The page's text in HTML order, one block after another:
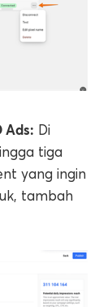
Ads: Di
tiga
yang ingin
tambah